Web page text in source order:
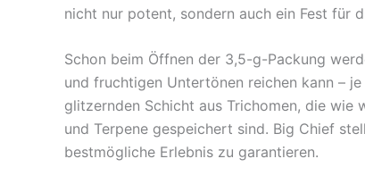
nicht nur potent, sondern auch ein Fest für
Schon beim Öffnen der 3,5-g-Packung
und fruchtigen Untertönen reichen kann –
glitzernden Schicht aus Trichomen, die wie
und Terpene gespeichert sind. Big Chief
bestmögliche Erlebnis zu garantieren.